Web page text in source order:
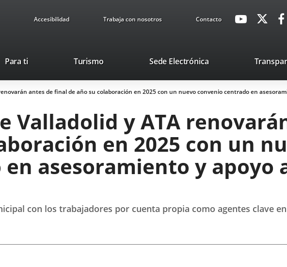
Accesibilidad Trabaja con nosotros ContactoavaHeaderSocial
Link
Link
Para ti TurismoThis
will
open
a
pop-
window.
Sede ElectrónicaLink
external
application.
antes de final de año su colaboración en 2025 con un nuevo convenio centrado en
Valladolid y ATA
en 2025 con un
asesoramiento y apoyo
con los trabajadores por cuenta propia como agentes clave